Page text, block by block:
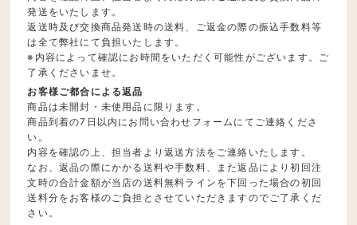
発送をいたします。
返送時及び交換商品発送時の送料、ご返金の際の振込手数料等
は全て弊社にて負担いたします。
※内容によって確認にお時間をいただく可能性がございます。ご
了承くださいませ。
お客様ご都合による返品
商品は未開封・未使用品に限ります。
商品到着の7日以内にお問い合わせフォームにてご連絡くださ
い。
内容を確認の上、担当者より返送方法をご連絡いたします。
なお、返品の際にかかる送料や手数料、また返品により初回注
文時の合計金額が当店の送料無料ラインを下回った場合の初回
送料分をお客様のご負担とさせていただきますのでご了承くだ
さい。